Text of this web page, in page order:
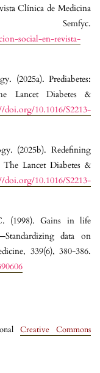
Creative Commons
Clínica de Medicina
social-en-revista-
(2025a). Prediabetes:
Lancet Diabetes &
doi.org/10.1016/S2213-
(2025b). Redefining
Lancet Diabetes &
doi.org/10.1016/S2213-
(1998). Gains in life
data on
339(6), 380-386.